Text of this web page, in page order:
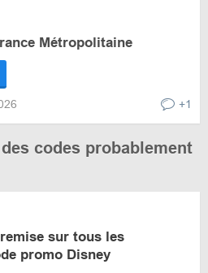
Métropolitaine
+1
codes probablement
sur tous les
promo Disney